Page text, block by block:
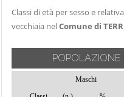
Calliano
Campitello di
Campodenno
Mezzocorona
Moena
Molveno
Classi di età per sesso e
vecchiaia nelComune di
POPOLAZIONE
Maschi